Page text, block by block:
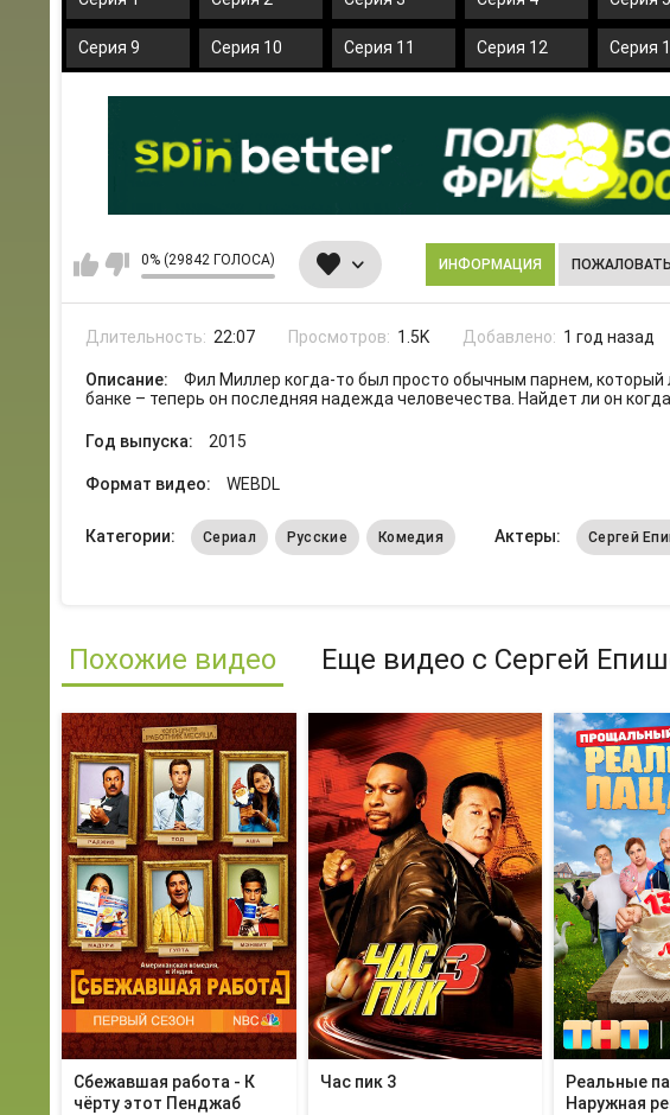
Серия 9 Серия 10 Серия 11 Серия 12 Серия
0% (29842 ГОЛОСА) ИНФОРМАЦИЯ
Длительность: 22:07 Просмотров: 1.5K Добавлено: 1 год назад
Описание:
Фил Миллер когда-то был просто обычным парнем,
банке – теперь он последняя надежда человечества. Найдет ли он
Год выпуска: 2015
Формат видео: WEBDL
Категории: Сериал Русские Комедия Актеры: Сергей
Похожие видео Еще видео с Сергей
Сбежавшая работа - К
чёрту этот Пенджаб
Час пик 3
Реальные
Наружная